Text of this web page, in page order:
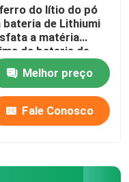
do lítio do pó
bateria de Lithiumi
a matéria
da bateria de
do pó LiFePO4
Melhor preço
Fale Conosco